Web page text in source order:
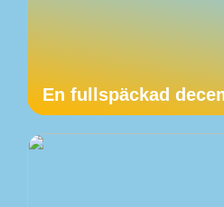
En fullspäckad